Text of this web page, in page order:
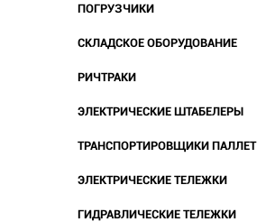
ПОГРУЗЧИКИ
СКЛАДСКОЕ ОБОРУДОВАНИЕ
РИЧТРАКИ
ЭЛЕКТРИЧЕСКИЕ ШТАБЕЛЕРЫ
ТРАНСПОРТИРОВЩИКИ ПАЛЛЕТ
ЭЛЕКТРИЧЕСКИЕ ТЕЛЕЖКИ
ГИДРАВЛИЧЕСКИЕ ТЕЛЕЖКИ